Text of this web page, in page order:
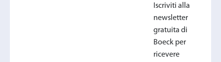
Iscriviti alla
newsletter
gratuita di
Boeck per
ricevere